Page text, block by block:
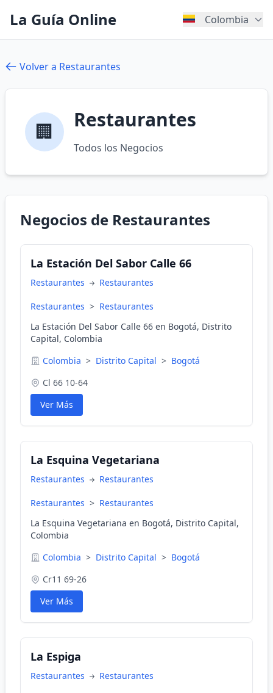
La Guía Online Colombia
Volver a Restaurantes
🏢 Restaurantes
Todos los Negocios
Negocios de Restaurantes
La Estación Del Sabor Calle 66
Restaurantes Restaurantes
Restaurantes > Restaurantes
La Estación Del Sabor Calle 66 en Bogotá, Distrito
Capital, Colombia
Colombia > Distrito Capital > Bogotá
Cl 66 10-64
Ver Más
La Esquina Vegetariana
Restaurantes Restaurantes
Restaurantes > Restaurantes
La Esquina Vegetariana en Bogotá, Distrito Capital,
Colombia
Colombia > Distrito Capital > Bogotá
Cr11 69-26
Ver Más
La Espiga
Restaurantes Restaurantes